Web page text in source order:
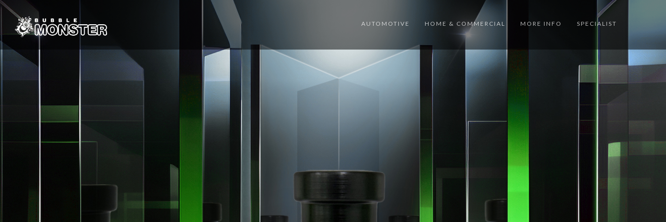
AUTOMOTIVE HOME & COMMERCIAL MORE INFO SPECIALIST